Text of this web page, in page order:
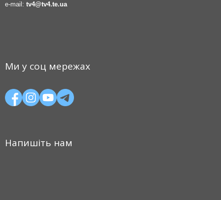
e-mail: tv4@tv4.te.ua
Ми у соц мережах
Напишіть нам